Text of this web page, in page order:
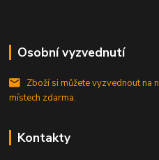
Osobní vyzvednutí
Zboží si můžete vyzvednout na
místech zdarma.
Kontakty